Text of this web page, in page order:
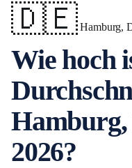
🇩🇪 Hamburg,
Wie hoch
2026?